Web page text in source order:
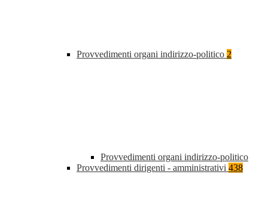
Provvedimenti organi indirizzo-politico 2
Provvedimenti organi indirizzo-politico
Provvedimenti dirigenti - amministrativi 438